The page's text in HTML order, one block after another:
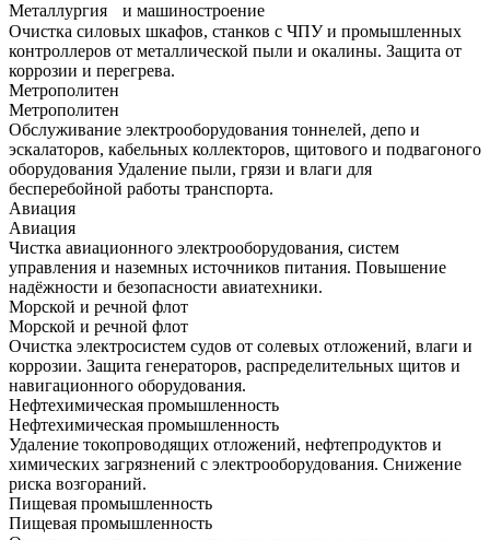
Металлургия и машиностроение
Очистка силовых шкафов, станков с ЧПУ и промышленных
контроллеров от металлической пыли и окалины. Защита от
коррозии и перегрева.
Метрополитен
Метрополитен
Обслуживание электрооборудования тоннелей, депо и
эскалаторов, кабельных коллекторов, щитового и подвагоного
оборудования Удаление пыли, грязи и влаги для
бесперебойной работы транспорта.
Авиация
Авиация
Чистка авиационного электрооборудования, систем
управления и наземных источников питания. Повышение
надёжности и безопасности авиатехники.
Морской и речной флот
Морской и речной флот
Очистка электросистем судов от солевых отложений, влаги и
коррозии. Защита генераторов, распределительных щитов и
навигационного оборудования.
Нефтехимическая промышленность
Нефтехимическая промышленность
Удаление токопроводящих отложений, нефтепродуктов и
химических загрязнений с электрооборудования. Снижение
риска возгораний.
Пищевая промышленность
Пищевая промышленность